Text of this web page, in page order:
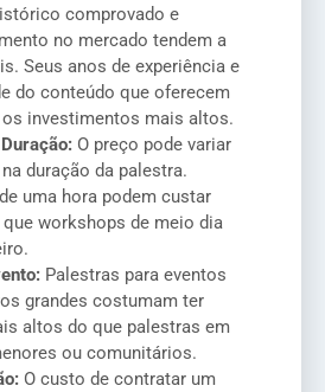
comprovado e
no mercado tendem a
Seus anos de experiência e
do conteúdo que oferecem
investimentos mais altos.
O preço pode variar
duração da palestra.
uma hora podem custar
workshops de meio dia
Palestras para eventos
grandes costumam ter
altos do que palestras em
ou comunitários.
O custo de contratar um